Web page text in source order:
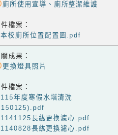
廁所使用宣導、廁所整潔維護
檔案：
本校廁所位置配置圖.pdf
成果：
更換燈具照片
檔案：
115年度寒假水塔清洗
1141125長紘更換濾心.pdf
1140828長紘更換濾心.pdf